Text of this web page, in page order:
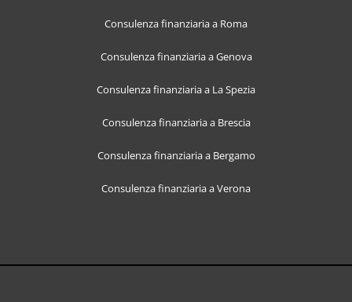
Consulenza finanziaria a Roma
Consulenza finanziaria a Genova
Consulenza finanziaria a La Spezia
Consulenza finanziaria a Brescia
Consulenza finanziaria a Bergamo
Consulenza finanziaria a Verona